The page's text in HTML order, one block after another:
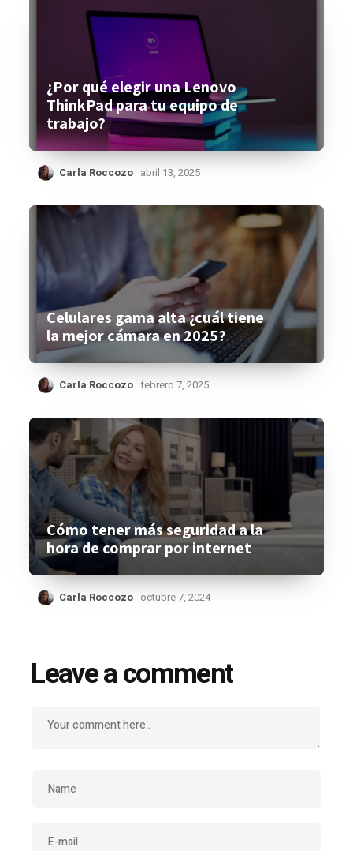
¿Por qué elegir una Lenovo
ThinkPad para tu equipo de
trabajo?
Carla Roccozo abril 13, 2025
Celulares gama alta ¿cuál tiene
la mejor cámara en 2025?
Carla Roccozo febrero 7, 2025
Cómo tener más seguridad a la
hora de comprar por internet
Carla Roccozo octubre 7, 2024
Leave a comment